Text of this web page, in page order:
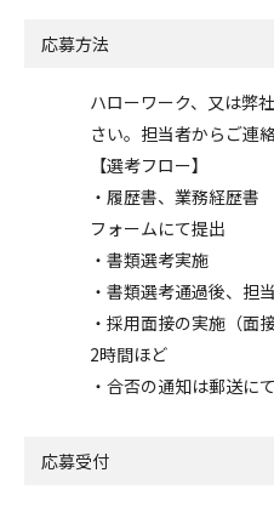
応募方法
ハローワーク、又は弊
さい。担当者からご連
【選考フロー】
・履歴書、業務経歴
フォームにて提出
・書類選考実施
・書類選考通過後、担
・採用面接の実施（面
2時間ほど
・合否の通知は郵送に
応募受付